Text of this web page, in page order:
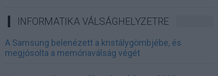
INFORMATIKA VÁLSÁGHELYZETRE
A Samsung belenézett a kristálygömbjébe, és
megjósolta a memóriaválság végét